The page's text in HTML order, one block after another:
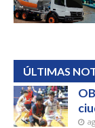
ÚLTIMAS